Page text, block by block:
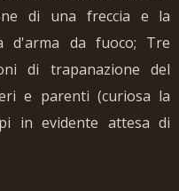
di una freccia e la
d'arma da fuoco; Tre
di trapanazione del
e parenti (curiosa la
in evidente attesa di